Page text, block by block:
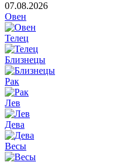
07.08.2026
Овен
Телец
Близнецы
Рак
Лев
Дева
Весы